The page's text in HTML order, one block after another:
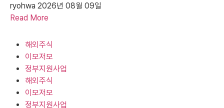
ryohwa 2026년 08월 09일
Read More
해외주식
이모저모
정부지원사업
해외주식
이모저모
정부지원사업